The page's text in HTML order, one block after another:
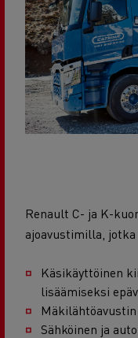
Renault C- ja K-
ajoavustimilla,
Käsikäyttöinen
lisäämiseksi
Mäkilähtöavustin
Sähköinen ja